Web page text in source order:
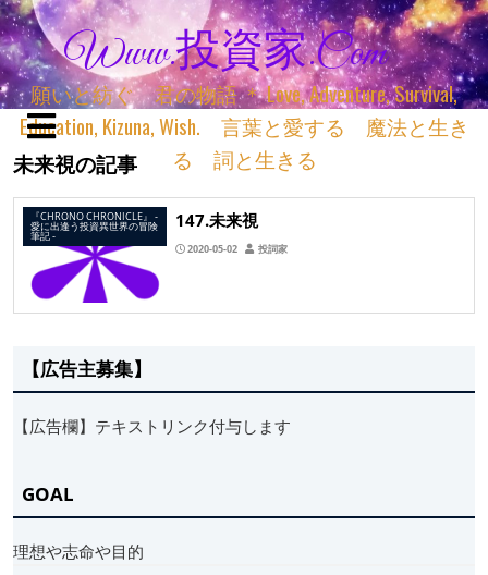
Www.投資家.com
願いと紡ぐ 君の物語 ＊ Love, Adventure, Survival,
Education, Kizuna, Wish. 言葉と愛する 魔法と生き
る 詞と生きる
未来視の記事
『CHRONO CHRONICLE』 ‐
愛に出逢う投資異世界の冒険
筆記 ‐
147.未来視
2020-05-02 投詞家
【広告主募集】
【広告欄】テキストリンク付与します
GOAL
理想や志命や目的